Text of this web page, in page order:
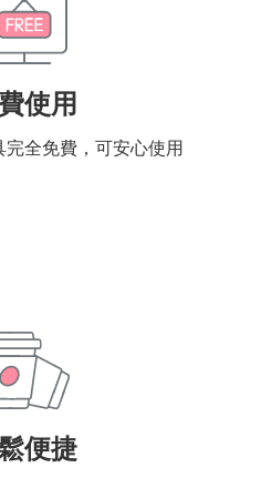
使用
全免費，可安心使用
便捷